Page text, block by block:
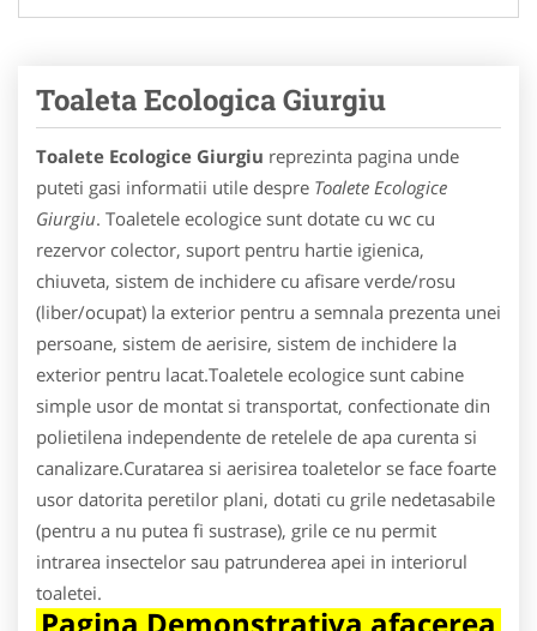
Toaleta Ecologica Giurgiu
Toalete Ecologice Giurgiu reprezinta pagina unde
puteti gasi informatii utile despre Toalete Ecologice
Giurgiu. Toaletele ecologice sunt dotate cu wc cu
rezervor colector, suport pentru hartie igienica,
chiuveta, sistem de inchidere cu afisare verde/rosu
(liber/ocupat) la exterior pentru a semnala prezenta unei
persoane, sistem de aerisire, sistem de inchidere la
exterior pentru lacat.Toaletele ecologice sunt cabine
simple usor de montat si transportat, confectionate din
polietilena independente de retelele de apa curenta si
canalizare.Curatarea si aerisirea toaletelor se face foarte
usor datorita peretilor plani, dotati cu grile nedetasabile
(pentru a nu putea fi sustrase), grile ce nu permit
intrarea insectelor sau patrunderea apei in interiorul
toaletei.
Pagina Demonstrativa afacerea